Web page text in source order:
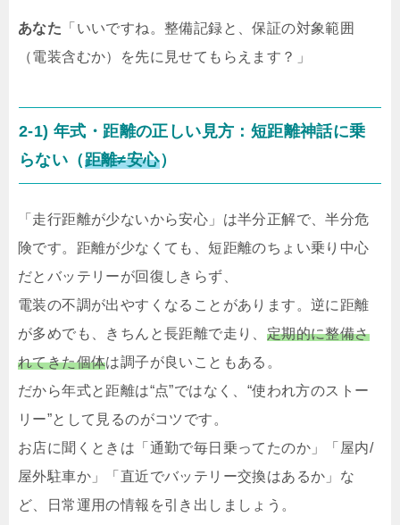
あなた 「いいですね。整備記録と、保証の対象範囲
（電装含むか）を先に見せてもらえます？」
2-1) 年式・距離の正しい見方：短距離神話に乗
らない（距離≠安心）
「走行距離が少ないから安心」は半分正解で、半分危
険です。距離が少なくても、短距離のちょい乗り中心
だとバッテリーが回復しきらず、
電装の不調が出やすくなることがあります。逆に距離
が多めでも、きちんと長距離で走り、 定期的に整備さ
れてきた個体は調子が良いこともある。
だから年式と距離は“点”ではなく、“使われ方のストー
リー”として見るのがコツです。
お店に聞くときは「通勤で毎日乗ってたのか」「屋内/
屋外駐車か」「直近でバッテリー交換はあるか」な
ど、日常運用の情報を引き出しましょう。